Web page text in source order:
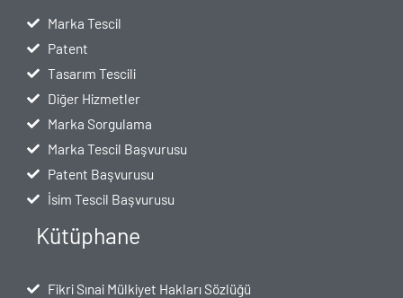
Marka Tescil
Patent
Tasarım Tescili
Diğer Hizmetler
Marka Sorgulama
Marka Tescil Başvurusu
Patent Başvurusu
İsim Tescil Başvurusu
Kütüphane
Fikri Sınai Mülkiyet Hakları Sözlüğü